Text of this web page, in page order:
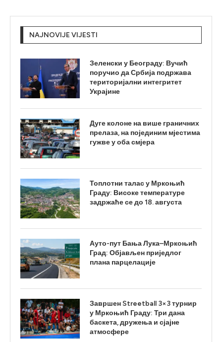
NAJNOVIJE VIJESTI
Зеленски у Београду: Вучић
поручио да Србија подржава
територијални интегритет
Украјине
Дуге колоне на више граничних
прелаза, на појединим мјестима
гужве у оба смјера
Топлотни талас у Мркоњић
Граду: Високе температуре
задржаће се до 18. августа
Ауто-пут Бања Лука–Мркоњић
Град: Објављен приједлог
плана парцелације
Завршен Streetball 3×3 турнир
у Мркоњић Граду: Три дана
баскета, дружења и сјајне
атмосфере